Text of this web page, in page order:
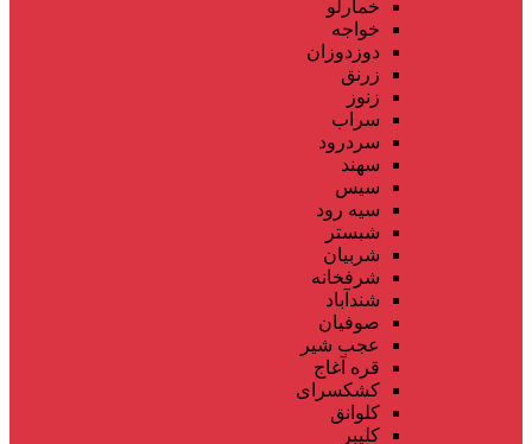
خمارلو
خواجه
دوزدوزان
زرنق
زنوز
سراب
سردرود
سهند
سیس
سیه رود
شبستر
شربیان
شرفخانه
شندآباد
صوفیان
عجب شیر
قره آغاج
کشکسرای
کلوانق
کلیبر